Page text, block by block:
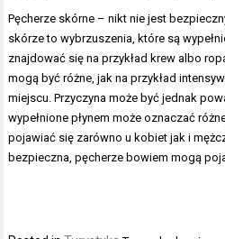
Pęcherze skórne – nikt nie jest
skórze to wybrzuszenia, które są
znajdować się na przykład krew albo
mogą być różne, jak na przykład
miejscu. Przyczyna może być jednak
wypełnione płynem może oznaczać
pojawiać się zarówno u kobiet jak i
bezpieczna, pęcherze bowiem mogą